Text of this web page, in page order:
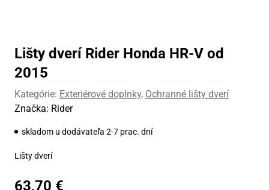
Lišty dverí Rider Honda HR-V od
2015
Kategórie: Exteriérové doplnky, Ochranné lišty dverí
Značka: Rider
skladom u dodávateľa 2-7 prac. dní
Lišty dverí
63,70 €